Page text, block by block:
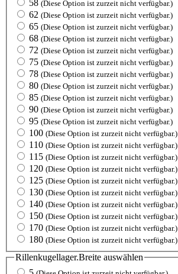
58 (Diese Option ist zurzeit nicht verfügbar.)
62 (Diese Option ist zurzeit nicht verfügbar.)
65 (Diese Option ist zurzeit nicht verfügbar.)
68 (Diese Option ist zurzeit nicht verfügbar.)
72 (Diese Option ist zurzeit nicht verfügbar.)
75 (Diese Option ist zurzeit nicht verfügbar.)
78 (Diese Option ist zurzeit nicht verfügbar.)
80 (Diese Option ist zurzeit nicht verfügbar.)
85 (Diese Option ist zurzeit nicht verfügbar.)
90 (Diese Option ist zurzeit nicht verfügbar.)
95 (Diese Option ist zurzeit nicht verfügbar.)
100 (Diese Option ist zurzeit nicht verfügbar.)
110 (Diese Option ist zurzeit nicht verfügbar.)
115 (Diese Option ist zurzeit nicht verfügbar.)
120 (Diese Option ist zurzeit nicht verfügbar.)
125 (Diese Option ist zurzeit nicht verfügbar.)
130 (Diese Option ist zurzeit nicht verfügbar.)
140 (Diese Option ist zurzeit nicht verfügbar.)
150 (Diese Option ist zurzeit nicht verfügbar.)
170 (Diese Option ist zurzeit nicht verfügbar.)
180 (Diese Option ist zurzeit nicht verfügbar.)
Rillenkugellager.Breite auswählen